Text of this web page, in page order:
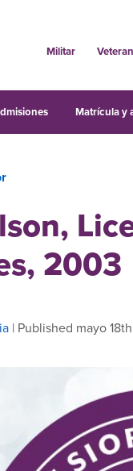
Militar
Matrícula y
2003
| Published mayo